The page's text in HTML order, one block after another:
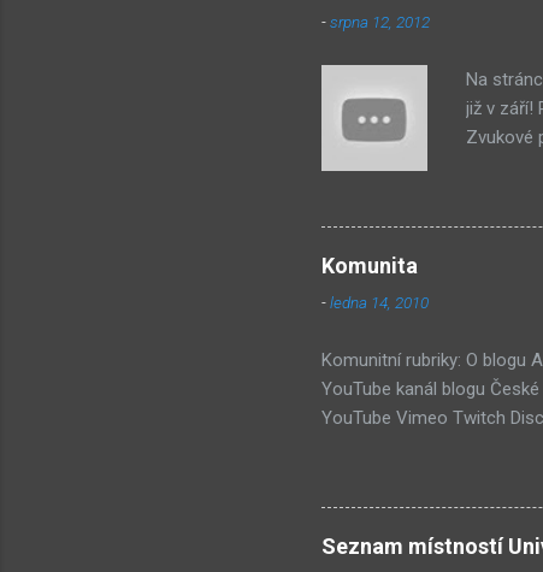
-srpna 12, 2012
Na
již v září!
Zvukové
jako
Komunita
-ledna 14, 2010
Komunitní rubriky: O blogu
YouTube kanál blogu
YouTube Vimeo Twitch
Submachine 8: The Plan
(74) Submachine 6 v
vlivy #1: UVB-76 (49) Pod
Seznam místností